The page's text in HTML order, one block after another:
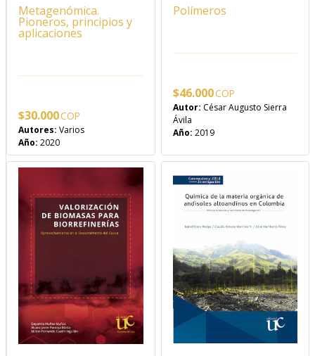
Metagenómica.
Pioneros, principios y
aplicaciones
$30.000
Autores: Varios
Año: 2020
Polímeros
$46.000
Autor: César Augusto Sierra
Ávila
Año: 2019